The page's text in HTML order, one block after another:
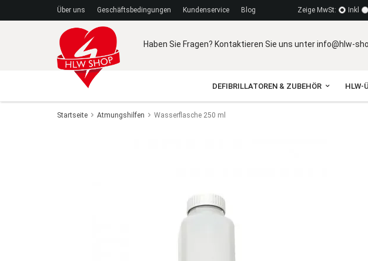
Über uns Geschäftsbedingungen Kundenservice Blog Zeige MwSt: Inkl
Haben Sie Fragen? Kontaktieren Sie uns unter info@hlw-
DEFIBRILLATOREN & ZUBEHÖR HLW-
Startseite Atmungshilfen Wasserflasche 250 ml